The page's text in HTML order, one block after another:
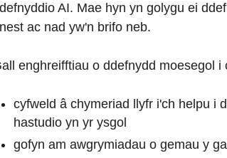
AI. Mae hyn yn golygu ei
ac nad yw'n brifo neb.
enghreifftiau o ddefnydd moesegol i
cyfweld â chymeriad llyfr i'ch helpu i
hastudio yn yr ysgol
gofyn am awgrymiadau o gemau y